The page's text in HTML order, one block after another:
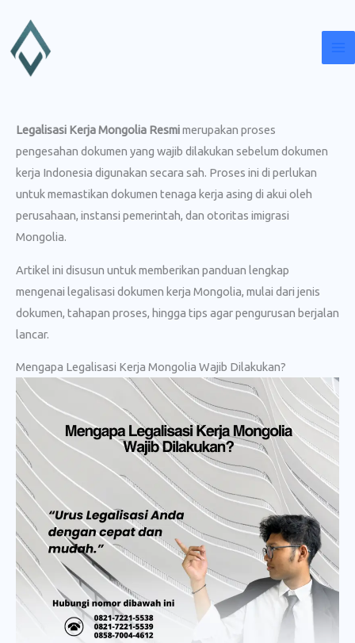
konten
Legalisasi Kerja Mongolia Resmimerupakan proses
pengesahan dokumen yang wajib dilakukan sebelum dokumen
kerja Indonesia digunakan secara sah. Proses ini di perlukan
untuk memastikan dokumen tenaga kerja asing di akui oleh
perusahaan, instansi pemerintah, dan otoritas imigrasi
Mongolia.
Artikel ini disusun untuk memberikan panduan lengkap
mengenai legalisasi dokumen kerja Mongolia, mulai dari jenis
dokumen, tahapan proses, hingga tips agar pengurusan berjalan
lancar.
Mengapa Legalisasi Kerja Mongolia Wajib Dilakukan?